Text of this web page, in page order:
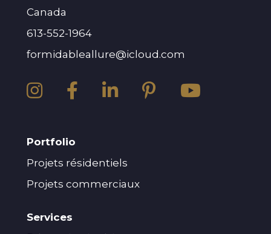
Canada
613-552-1964
formidableallure@icloud.com
Portfolio
Projets résidentiels
Projets commerciaux
Services